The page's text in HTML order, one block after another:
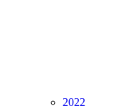
2022